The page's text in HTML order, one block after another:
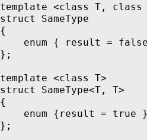
template <class T, class
struct SameType
{
enum { result =
};
template <class T>
struct SameType<T, T>
{
enum {result = true
};